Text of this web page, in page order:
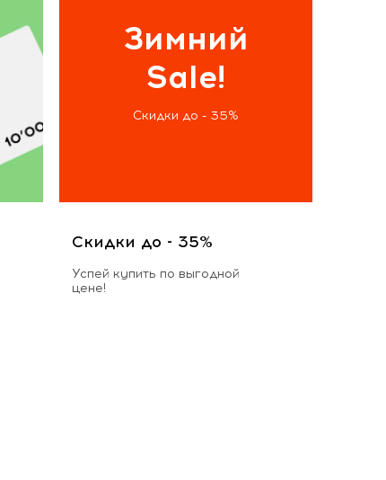
Зимний
Sale!
Скидки до - 35%
Скидки до - 35%
Успей купить по выгодной
цене!